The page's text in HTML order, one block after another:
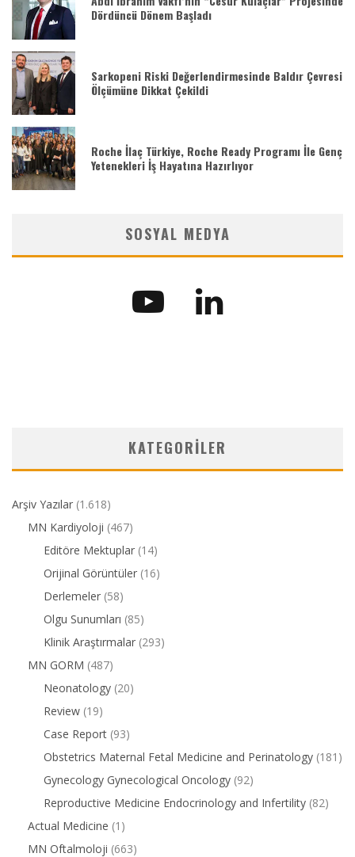
Dördüncü Dönem Başladı
Sarkopeni Riski Değerlendirmesinde Baldır Çevresi
Ölçümüne Dikkat Çekildi
Roche İlaç Türkiye, Roche Ready Programı İle Genç
Yetenekleri İş Hayatına Hazırlıyor
SOSYAL MEDYA
KATEGORILER
Arşiv Yazılar (1.618)
MN Kardiyoloji (467)
Editöre Mektuplar (14)
Orijinal Görüntüler (16)
Derlemeler (58)
Olgu Sunumları (85)
Klinik Araştırmalar (293)
MN GORM (487)
Neonatology (20)
Review (19)
Case Report (93)
Obstetrics Maternal Fetal Medicine and Perinatology (181)
Gynecology Gynecological Oncology (92)
Reproductive Medicine Endocrinology and Infertility (82)
Actual Medicine (1)
MN Oftalmoloji (663)